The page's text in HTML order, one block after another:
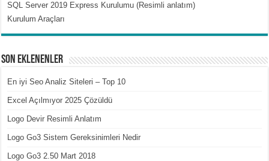
SQL Server 2019 Express Kurulumu (Resimli anlatım)
Kurulum Araçları
Son Eklenenler
En iyi Seo Analiz Siteleri – Top 10
Excel Açılmıyor 2025 Çözüldü
Logo Devir Resimli Anlatım
Logo Go3 Sistem Gereksinimleri Nedir
Logo Go3 2.50 Mart 2018